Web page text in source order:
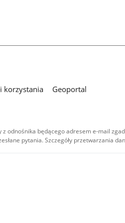
korzystania
Geoportal
odnośnika będącego adresem e-mail
pytania. Szczegóły przetwarzania